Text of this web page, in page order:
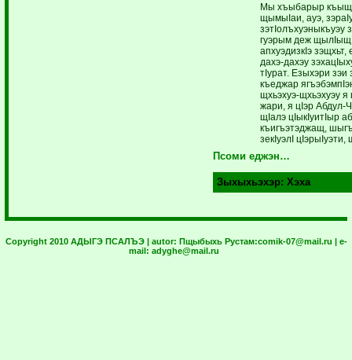
Мы хъыбарыр
щымыIаи, ауэ,
гуэрым деж
апхуэдизкIэ
дахэ-дахэу
тIурат. Езыхэри
къеджар
щхьэхуэ-щхьэхуэу
жари, я цIэр Абдул-
щIалэ цIыкIуитIыр
къигъэтэджащ,
зекIуэлI
Псоми еджэн…
Зыхыхьэхэр: Хэха
Copyright 2010 АДЫГЭ ПСАЛЪЭ | autor: Пщыбыхь Рустам:comik-07@mail.ru | e-
mail: adyghe@mail.ru